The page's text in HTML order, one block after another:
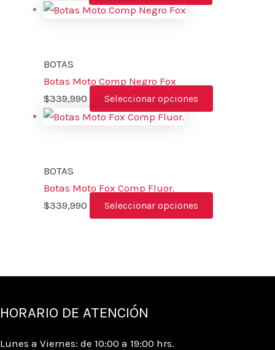
BOTAS
Botas Moto Comp Negro Fox
$339,990 Seleccionar opciones
BOTAS
Botas Moto Fox Comp Fluor.
$339,990 Seleccionar opciones
HORARIO DE ATENCIÓN
Lunes a Viernes: de 10:00 a 19:00 hrs.